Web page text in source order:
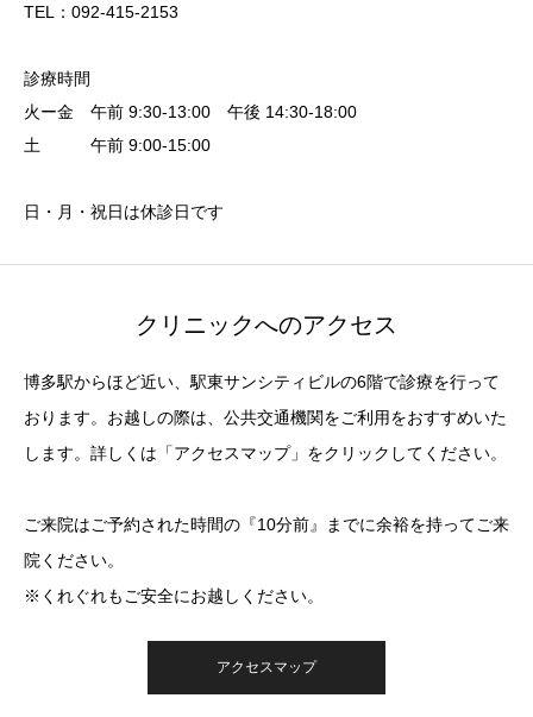
TEL：092-415-2153
診療時間
火ー金 午前 9:30-13:00 午後 14:30-18:00
土 午前 9:00-15:00
日・月・祝日は休診日です
クリニックへのアクセス
博多駅からほど近い、駅東サンシティビルの6階で診療を行って
おります。お越しの際は、公共交通機関をご利用をおすすめいた
します。詳しくは「アクセスマップ」をクリックしてください。
ご来院はご予約された時間の『10分前』までに余裕を持ってご来
院ください。
※くれぐれもご安全にお越しください。
アクセスマップ